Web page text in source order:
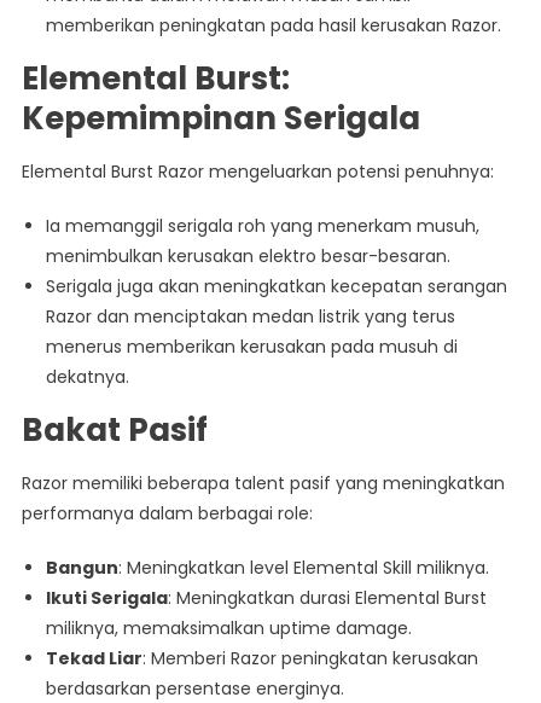
memberikan peningkatan pada hasil kerusakan Razor.
Elemental Burst:
Kepemimpinan Serigala
Elemental Burst Razor mengeluarkan potensi penuhnya:
Ia memanggil serigala roh yang menerkam musuh,
menimbulkan kerusakan elektro besar-besaran.
Serigala juga akan meningkatkan kecepatan serangan
Razor dan menciptakan medan listrik yang terus
menerus memberikan kerusakan pada musuh di
dekatnya.
Bakat Pasif
Razor memiliki beberapa talent pasif yang meningkatkan
performanya dalam berbagai role:
Bangun: Meningkatkan level Elemental Skill miliknya.
Ikuti Serigala: Meningkatkan durasi Elemental Burst
miliknya, memaksimalkan uptime damage.
Tekad Liar: Memberi Razor peningkatan kerusakan
berdasarkan persentase energinya.